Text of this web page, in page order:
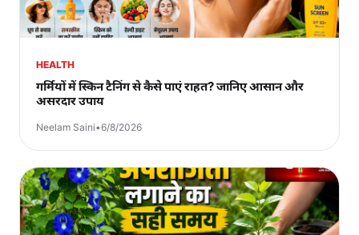
HEALTH
गर्मियों में स्किन टैनिंग से कैसे पाएं राहत? जानिए आसान और
असरदार उपाय
Neelam Saini•6/8/2026